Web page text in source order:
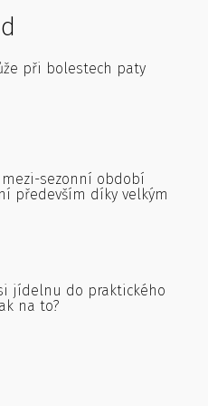
při bolestech paty
mezi-sezonní období
především díky velkým
jídelnu do praktického
na to?